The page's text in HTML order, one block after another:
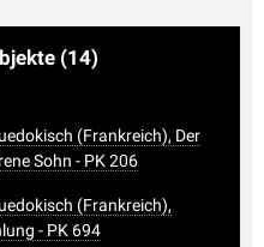
(14)
(Frankreich), Der
Sohn - PK 206
(Frankreich),
- PK 694